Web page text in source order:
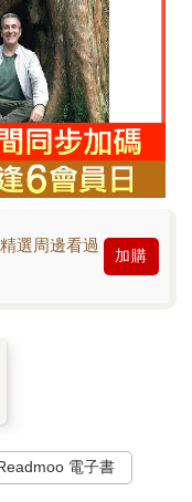
選周邊看過
加購
電子書